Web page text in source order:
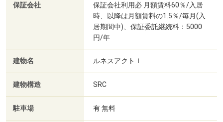
保証会社
保証会社利用必 月額賃料60％/入居
時、以降は月額賃料の1.5％/毎月(入
居期間中)、保証委託継続料：5000
円/年
建物名 ルネスアクトＩ
建物構造 SRC
駐車場 有 無料